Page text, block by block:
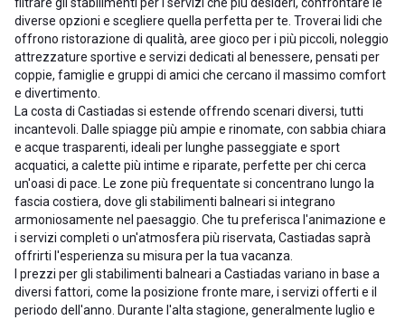
diverse opzioni e scegliere quella perfetta per te. Troverai lidi che
offrono ristorazione di qualità, aree gioco per i più piccoli, noleggio
attrezzature sportive e servizi dedicati al benessere, pensati per
coppie, famiglie e gruppi di amici che cercano il massimo comfort
e divertimento.
La costa di Castiadas si estende offrendo scenari diversi, tutti
incantevoli. Dalle spiagge più ampie e rinomate, con sabbia chiara
e acque trasparenti, ideali per lunghe passeggiate e sport
acquatici, a calette più intime e riparate, perfette per chi cerca
un'oasi di pace. Le zone più frequentate si concentrano lungo la
fascia costiera, dove gli stabilimenti balneari si integrano
armoniosamente nel paesaggio. Che tu preferisca l'animazione e
i servizi completi o un'atmosfera più riservata, Castiadas saprà
offrirti l'esperienza su misura per la tua vacanza.
I prezzi per gli stabilimenti balneari a Castiadas variano in base a
diversi fattori, come la posizione fronte mare, i servizi offerti e il
periodo dell'anno. Durante l'alta stagione, generalmente luglio e